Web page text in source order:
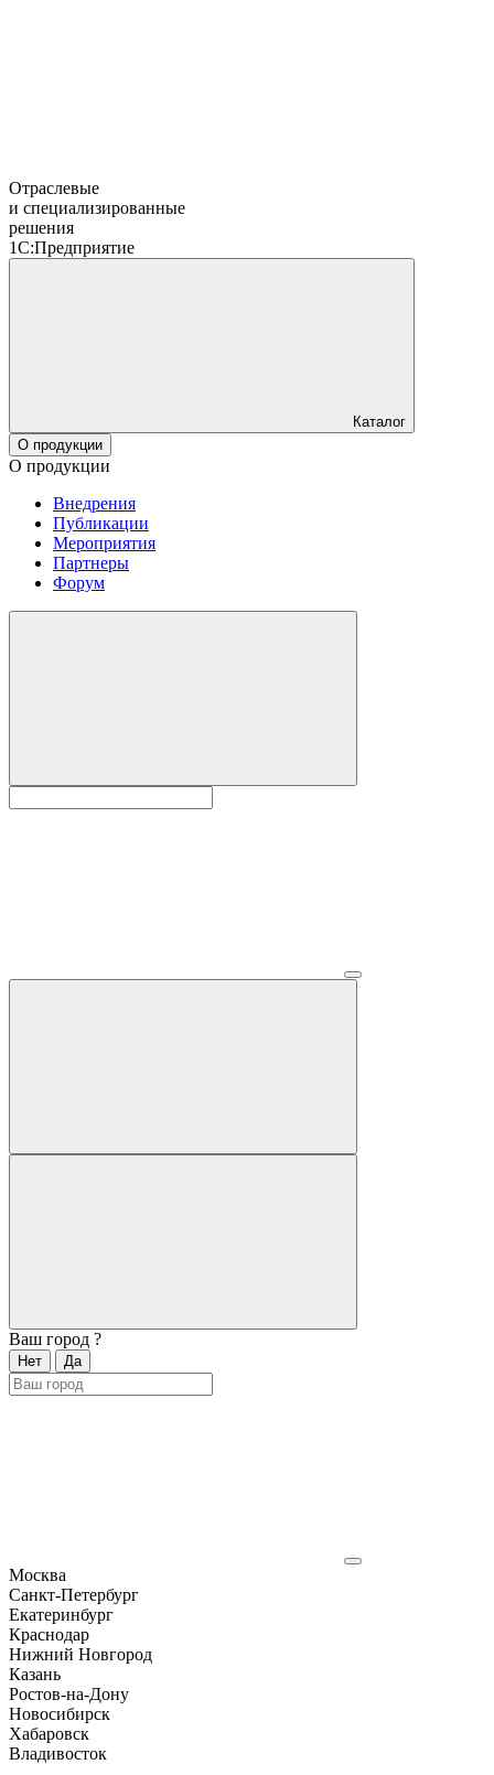
Отраслевые
и специализированные
решения
1С:Предприятие
Каталог
О продукции
О продукции
Внедрения
Публикации
Мероприятия
Партнеры
Форум
Ваш город ?
Нет Да
Москва
Санкт-Петербург
Екатеринбург
Краснодар
Нижний Новгород
Казань
Ростов-на-Дону
Новосибирск
Хабаровск
Владивосток